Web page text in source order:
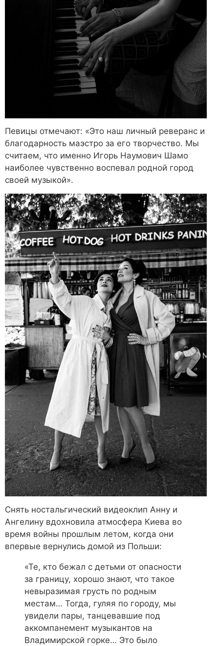
Певицы отмечают: «Это наш личный реверанс и
благодарность маэстро за его творчество. Мы
считаем, что именно Игорь Наумович Шамо
наиболее чувственно воспевал родной город
своей музыкой».
Снять ностальгический видеоклип Анну и
Ангелину вдохновила атмосфера Киева во
время войны прошлым летом, когда они
впервые вернулись домой из Польши:
«Те, кто бежал с детьми от опасности
за границу, хорошо знают, что такое
невыразимая грусть по родным
местам… Тогда, гуляя по городу, мы
увидели пары, танцевавшие под
аккомпанемент музыкантов на
Владимирской горке… Это было